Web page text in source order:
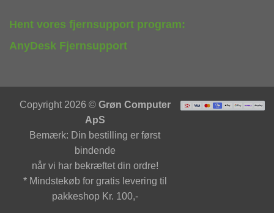
Hent vores fjernsupport program:
AnyDesk Fjernsupport
Copyright 2026 © Grøn Computer
ApS
Bemærk: Din bestilling er først
bindende
når vi har bekræftet din ordre!
* Mindstekøb for gratis levering til
pakkeshop Kr. 100,-